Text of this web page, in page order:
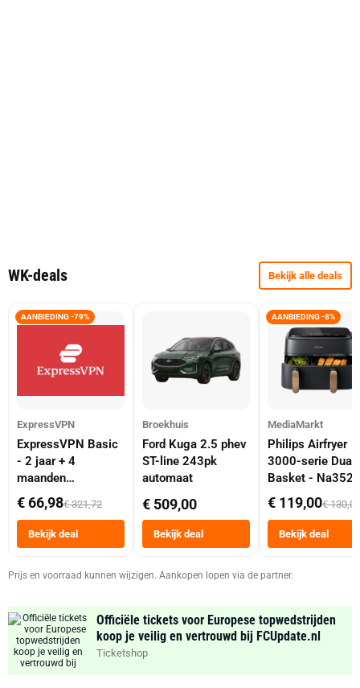
WK-deals Bekijk alle deals
AANBIEDING -79%
ExpressVPN
ExpressVPN Basic
- 2 jaar + 4
maanden
abonnement
€ 66,98€ 321,72
Bekijk deal
Broekhuis
Ford Kuga 2.5 phev
ST-line 243pk
automaat
€ 509,00
Bekijk deal
AANBIEDING -8%
MediaMarkt
Philips Airfryer
3000-serie Dual
Basket -
Dubbele Mand 9
Tot 6 Personen
Heteluchtfriteuse
Zwart
€ 119,00€ 130,00
Bekijk deal
Prijs en voorraad kunnen wijzigen. Aankopen lopen via de partner.
Officiële tickets voor Europese topwedstrijden
koop je veilig en vertrouwd bij FCUpdate.nl
Ticketshop